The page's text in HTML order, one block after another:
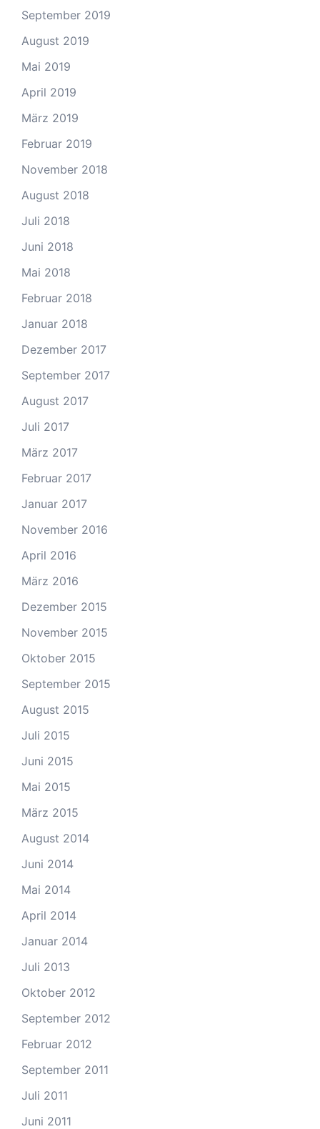
September 2019
August 2019
Mai 2019
April 2019
März 2019
Februar 2019
November 2018
August 2018
Juli 2018
Juni 2018
Mai 2018
Februar 2018
Januar 2018
Dezember 2017
September 2017
August 2017
Juli 2017
März 2017
Februar 2017
Januar 2017
November 2016
April 2016
März 2016
Dezember 2015
November 2015
Oktober 2015
September 2015
August 2015
Juli 2015
Juni 2015
Mai 2015
März 2015
August 2014
Juni 2014
Mai 2014
April 2014
Januar 2014
Juli 2013
Oktober 2012
September 2012
Februar 2012
September 2011
Juli 2011
Juni 2011